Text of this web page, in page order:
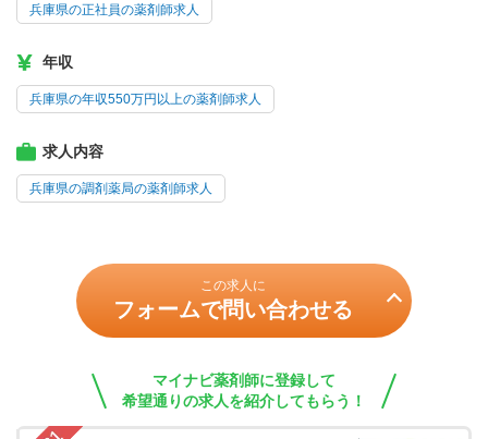
兵庫県の正社員の薬剤師求人
年収
兵庫県の年収550万円以上の薬剤師求人
求人内容
兵庫県の調剤薬局の薬剤師求人
この求人に
フォームで問い合わせる
マイナビ薬剤師に登録して
希望通りの求人を紹介してもらう！